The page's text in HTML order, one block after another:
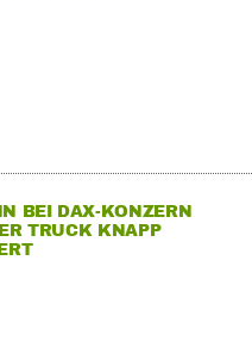
BEI DAX-KONZERN
TRUCK KNAPP